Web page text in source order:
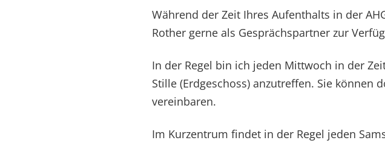
Während der Zeit Ihres Aufenthalts in der
Rother gerne als Gesprächspartner zur
In der Regel bin ich jeden Mittwoch in der
Stille (Erdgeschoss) anzutreffen. Sie
vereinbaren.
Im Kurzentrum findet in der Regel jeden